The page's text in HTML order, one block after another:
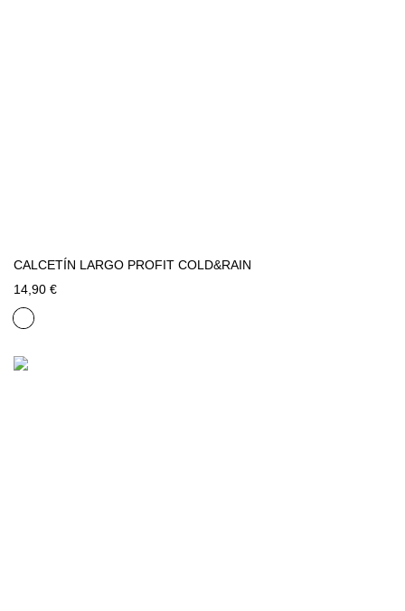
CALCETÍN LARGO PROFIT COLD&RAIN
14,90 €